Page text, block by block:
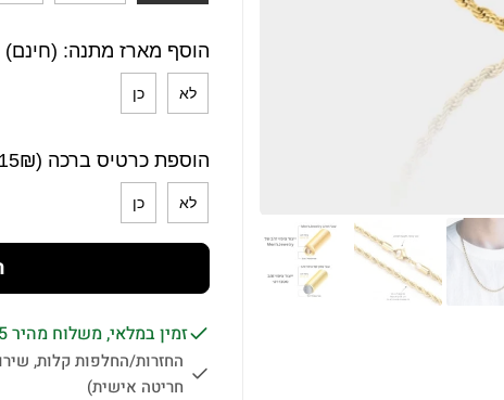
הוסף מארז מתנה: (חינם)
לא כן
הוספת כרטיס ברכה (15₪)
לא כן
זמין במלאי, משלוח מהיר 1-5 ימי עסקים לכל הארץ.
החזרות/החלפות קלות,
חריטה אישית)